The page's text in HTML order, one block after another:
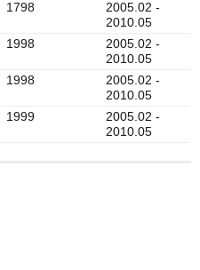
1798
2005.02 -
2010.05
1998
2005.02 -
2010.05
1998
2005.02 -
2010.05
1999
2005.02 -
2010.05